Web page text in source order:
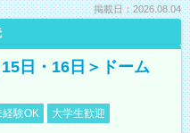
掲載日：2026.08.04
日・16日＞ドーム
験OK
大学生歓迎